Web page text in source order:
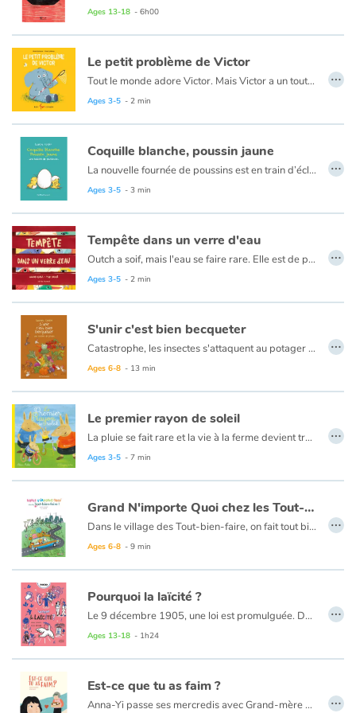
Ages 13-18 - 6h00
Le petit problème de Victor
Tout le monde adore Victor. Mais Victor a un tout petit problème. Victor est myope, tant et si bien qu’il en devient très maladroit et cause des tas de dégâts ! Les autres animaux de la savane ont beau être ses amis, ils en ont assez ! Peut-être qu’en lui offrant une paire de lunettes, l’ordre et le calme reviendraient dans leur quotidien?
Mais... est-ce que tout sera véritablement réglé une fois la myopie de Victor corrigée?
Ages 3-5 - 2 min
…
Coquille blanche, poussin jaune
La nouvelle fournée de poussins est en train d’éclore. L’émoi du poulailler se transforme en surprise quand un œuf beige fait son apparition parmi les œufs blancs. Faut-il s'en méfier ? Pourtant, le poussin qui en sort est bien jaune. Alors pas de doute, il est des leurs ! Même si tout le monde ne partage pas cet avis...
Ages 3-5 - 3 min
…
Tempête dans un verre d'eau
Outch a soif, mais l'eau se faire rare. Elle est de plus en plus polluée et impossible pour Outch de boire à la bouteille avec son bec d'oiseau. Comme il n'est pas le seul à avoir soif (et un bec), les choses se corsent ! Il n'y a qu'une solution : s'attaquer à la source du problème...
Ages 3-5 - 2 min
…
S'unir c'est bien becqueter
Catastrophe, les insectes s'attaquent au potager du poulailler ! Pas de panique, Marcel le coq a une idée de génie : il asperge tout d'anti-mouche... et tombe immédiatement malade après avoir mangé une salade. Les poules sont unanimes, il faut trouver une autre solution pour protéger les plantations. Mais entre plantivores et bestiolivores, pas facile de se mettre d'accord !
Ages 6-8 - 13 min
…
Le premier rayon de soleil
La pluie se fait rare et la vie à la ferme devient trop dure pour Léo et ses parents, les voilà obligés de s'en aller. Tous trois vont faire un très long voyage afin de trouver un nouvel endroit où s'installer. Après de nombreux jours, ils atteignent une forêt qui n'est autre que le pays des oiseaux ! Attendris par le courage de la petite famille, ces derniers vont les accueillir à bras ouverts et leur réserver une belle surprise...
Ages 3-5 - 7 min
…
Grand N'importe Quoi chez les Tout-bien-faire !
Dans le village des Tout-bien-faire, on fait tout bien comme il faut. On range tout bien sa maison, on tond pile-poil son gazon, on porte des habits bien repassés et, bien sûr, on est toujours poli !
Les Tout-bien-faire finiront-ils par reconnaitre qu’un peu de fantaisie a parfois du bon ?...
Ages 6-8 - 9 min
…
Pourquoi la laïcité ?
Le 9 décembre 1905, une loi est promulguée. Dorénavant, l'État et les Églises ne sont plus liées et l'État ne subventionne ni ne salarie aucun culte. C'est dans ce nouveau contexte que naît la laïcité ! Nous sommes ainsi libres de croire en la religion que l'on souhaite, ou au contraire, de ne croire en aucune religion. La laïcité permet à chacun de pratiquer librement sa religion, oui, mais sous quelle condition ? En réalité, il n'en existe qu'une : que nos croyances ou convictions, et leurs pratiques, respectent l'ordre public. Pourtant, la laïcité est au cœur des débats sociaux et politiques qui peuvent véhiculer de fausses idées et amener l'expression de propos racistes ou stigmatisants.
Ages 13-18 - 1h24
…
Est-ce que tu as faim ?
Anna-Yi passe ses mercredis avec Grand-mère qui aime beaucoup cuisiner. « Est-ce que tu as faim ? » est la première question que pose Grand-mère à Anna-Yi. C’est un peu sa manière de lui dire « Je t’aime ». Le jour des six ans d’Anna-Yi, Grand-mère lui a concocté un menu d’anniversaire et même une surprise ! Dans cette histoire, la petite fille réalise pour la première fois que Grand-mère fait plein de choses à sa manière. …